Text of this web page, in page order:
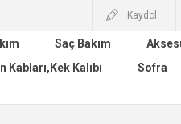
Kaydol
Saç Bakım
Kabları,Kek Kalıbı Sofra